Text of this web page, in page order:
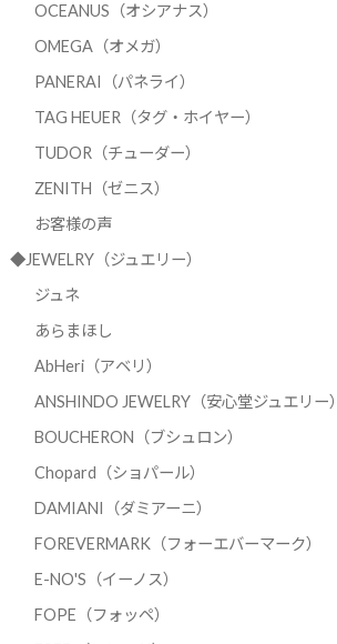
OCEANUS（オシアナス）
OMEGA（オメガ）
PANERAI（パネライ）
TAG HEUER（タグ・ホイヤー）
TUDOR（チューダー）
ZENITH（ゼニス）
お客様の声
◆JEWELRY（ジュエリー）
ジュネ
あらまほし
AbHeri（アベリ）
ANSHINDO JEWELRY（安心堂ジュエリー）
BOUCHERON（ブシュロン）
Chopard（ショパール）
DAMIANI（ダミアーニ）
FOREVERMARK（フォーエバーマーク）
E-NO'S（イーノス）
FOPE（フォッペ）